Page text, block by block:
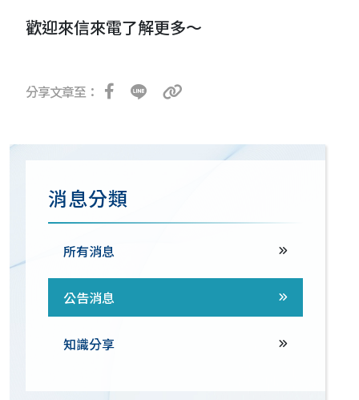
消息分類
所有消息
公告消息
知識分享
歡迎來信來電了解更多～
分享文章至：